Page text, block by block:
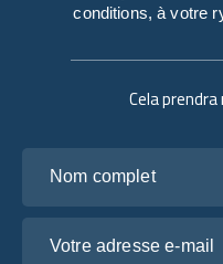
Cela
conditions, à votre